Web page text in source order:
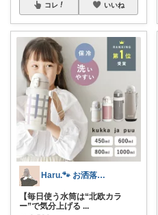
コレ いいね
Haru.🐾 お洒落なママになりたい
【毎日使う水筒は“北欧カラ
ー”で気分上げる ...